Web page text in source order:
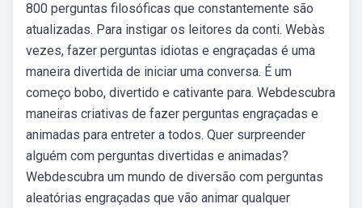
800 perguntas filosóficas que constantemente são
atualizadas. Para instigar os leitores da conti. Webàs
vezes, fazer perguntas idiotas e engraçadas é uma
maneira divertida de iniciar uma conversa. É um
começo bobo, divertido e cativante para. Webdescubra
maneiras criativas de fazer perguntas engraçadas e
animadas para entreter a todos. Quer surpreender
alguém com perguntas divertidas e animadas?
Webdescubra um mundo de diversão com perguntas
aleatórias engraçadas que vão animar qualquer